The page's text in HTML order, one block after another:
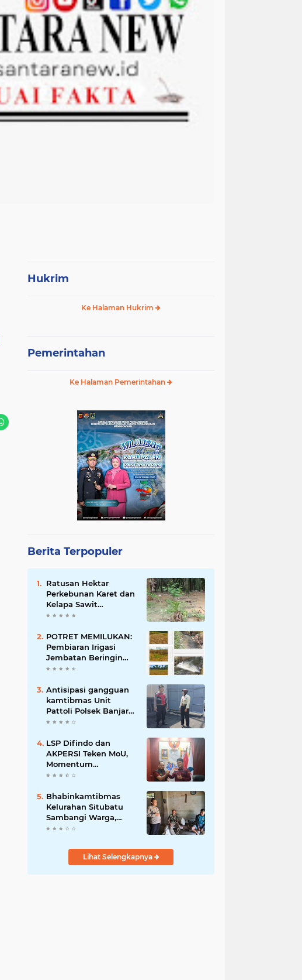
Hukrim
Ke Halaman Hukrim
Pemerintahan
Ke Halaman Pemerintahan
Berita Terpopuler
Ratusan Hektar
Perkebunan Karet dan
Kelapa Sawit
terendam banjir
POTRET MEMILUKAN:
Pembiaran Irigasi
Jembatan Beringin
Pagar Alam Berujung
Antisipasi gangguan
kamtibmas Unit
Pattoli Polsek Banjar
melaksanakan patroli
keramaian di wilayah
hukum
LSP Difindo dan
AKPERSI Teken MoU,
Momentum
Kebangkitan
Jurnalis Nasional
Bhabinkamtibmas
Kelurahan Situbatu
Sambangi Warga,
Perkuat Silaturahmi
Wilayah
Lihat Selengkapnya